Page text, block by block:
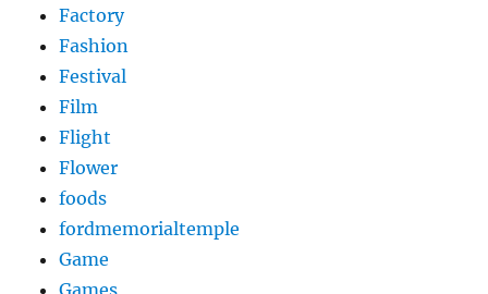
Factory
Fashion
Festival
Film
Flight
Flower
foods
fordmemorialtemple
Game
Games